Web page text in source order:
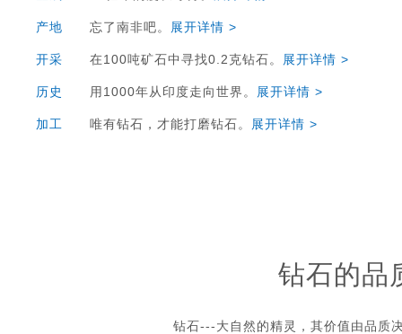
产地 忘了南非吧。 展开详情 >
开采 在100吨矿石中寻找0.2克钻石。 展开详情 >
历史 用1000年从印度走向世界。 展开详情 >
加工 唯有钻石，才能打磨钻石。 展开详情 >
钻石的品
钻石---大自然的精灵，其价值由品质